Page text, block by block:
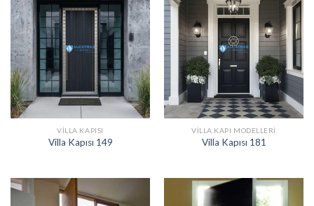
VILLA KAPISI
Villa Kapısı 149
VILLA KAPI MODELLERI
Villa Kapısı 181